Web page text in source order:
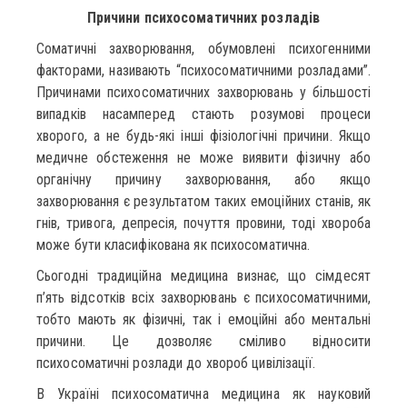
Причини психосоматичних розладів
Соматичні захворювання, обумовлені психогенними
факторами, називають “психосоматичними розладами”.
Причинами психосоматичних захворювань у більшості
випадків насамперед стають розумові процеси
хворого, а не будь-які інші фізіологічні причини. Якщо
медичне обстеження не може виявити фізичну або
органічну причину захворювання, або якщо
захворювання є результатом таких емоційних станів, як
гнів, тривога, депресія, почуття провини, тоді хвороба
може бути класифікована як психосоматична.
Сьогодні традиційна медицина визнає, що сімдесят
п’ять відсотків всіх захворювань є психосоматичними,
тобто мають як фізичні, так і емоційні або ментальні
причини. Це дозволяє сміливо відносити
психосоматичні розлади до хвороб цивілізації.
В Україні психосоматична медицина як науковий